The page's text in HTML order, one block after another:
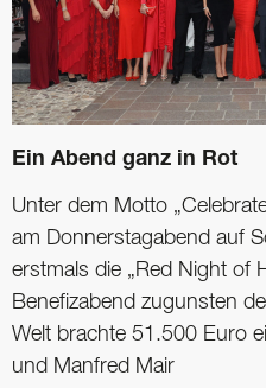
Ein Abend ganz in Rot
Unter dem Motto
am Donnerstagabend auf
erstmals die „Red Night of
Benefizabend zugunsten
Welt brachte 51.500 Euro
und Manfred Mair